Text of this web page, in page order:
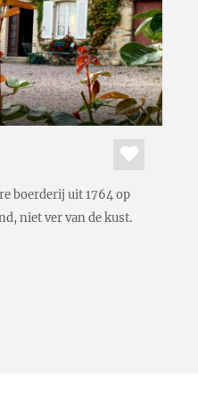
boerderij uit 1764 op
niet ver van de kust.